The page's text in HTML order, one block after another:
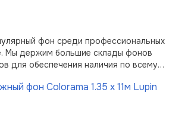
фон среди профессиональных
Мы держим большие склады фонов
для обеспечения наличия по всему
бумага, мелкозернистая
палитра цветовСамый
фотографов100% подлежит в …
фон Colorama 1.35 x 11м Lupin